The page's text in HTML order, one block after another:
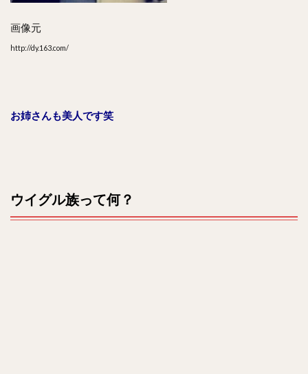
画像元
http://dy.163.com/
お姉さんも美人です笑
ウイグル族って何？